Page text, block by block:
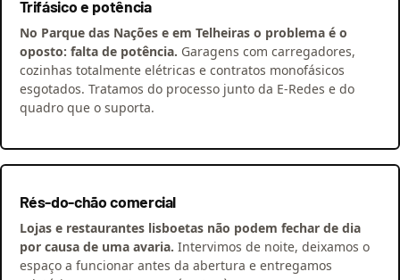
Trifásico e potência
No Parque das Nações e em Telheiras o problema é o
oposto: falta de potência. Garagens com carregadores,
cozinhas totalmente elétricas e contratos monofásicos
esgotados. Tratamos do processo junto da E-Redes e do
quadro que o suporta.
Rés-do-chão comercial
Lojas e restaurantes lisboetas não podem fechar de dia
por causa de uma avaria. Intervimos de noite, deixamos o
espaço a funcionar antes da abertura e entregamos